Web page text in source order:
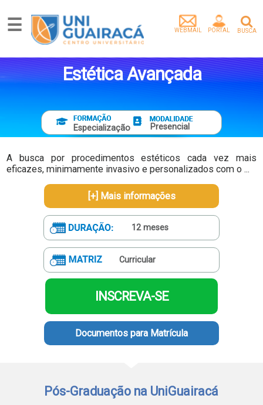
Graduação
Graduação
Extensão
Egressos
Extensão
Vídeos
Instituição
Empresa
parceira
Tenha
Portal
Periódicos
Calendário
Acadêmico
Portal
Portal
☰ BUSCA
PORTAL
WEBMAIL
Estética Avançada
Especialização Presencial
A busca por procedimentos estéticos cada vez mais
eficazes, minimamente invasivo e personalizados com o ...
[+] Mais informações
12 meses
Curricular
INSCREVA-SE
Documentos para Matrícula
Pós-Graduação na UniGuairacá